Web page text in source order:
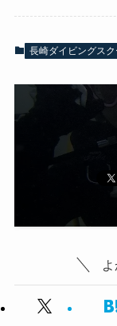
長崎ダイビングス